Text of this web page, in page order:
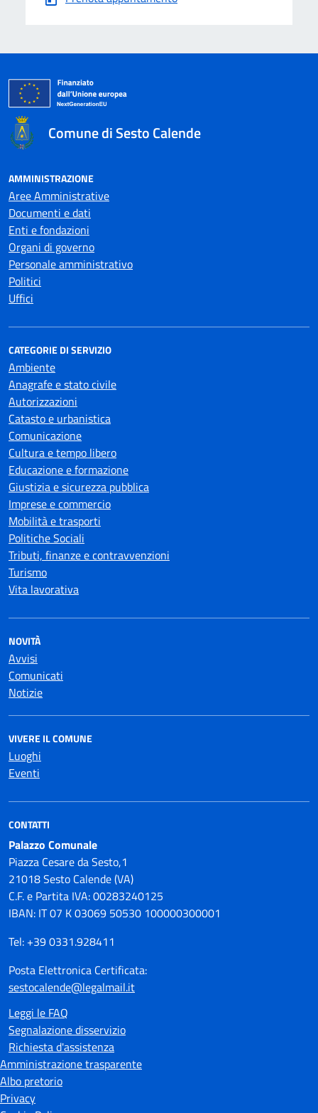
Comune di Sesto Calende
AMMINISTRAZIONE
Aree Amministrative
Documenti e dati
Enti e fondazioni
Organi di governo
Personale amministrativo
Politici
Uffici
CATEGORIE DI SERVIZIO
Ambiente
Anagrafe e stato civile
Autorizzazioni
Catasto e urbanistica
Comunicazione
Cultura e tempo libero
Educazione e formazione
Giustizia e sicurezza pubblica
Imprese e commercio
Mobilità e trasporti
Politiche Sociali
Tributi, finanze e contravvenzioni
Turismo
Vita lavorativa
NOVITÀ
Avvisi
Comunicati
Notizie
VIVERE IL COMUNE
Luoghi
Eventi
CONTATTI
Palazzo Comunale
Piazza Cesare da Sesto,1
21018 Sesto Calende (VA)
C.F. e Partita IVA: 00283240125
IBAN: IT 07 K 03069 50530 100000300001
Tel: +39 0331.928411
Posta Elettronica Certificata:
sestocalende@legalmail.it
Leggi le FAQ
Segnalazione disservizio
Richiesta d'assistenza
Amministrazione trasparente
Albo pretorio
Privacy